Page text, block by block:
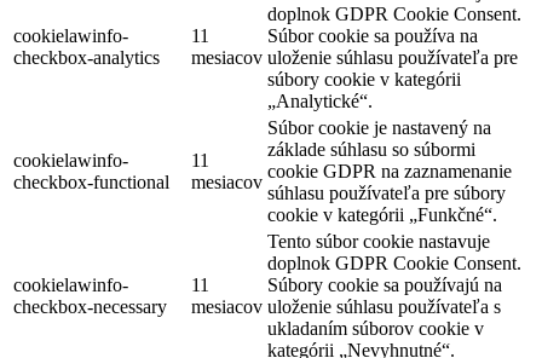
cookielawinfo-
checkbox-analytics
11
mesiacov
doplnok GDPR Cookie Consent.
Súbor cookie sa používa na
uloženie súhlasu používateľa pre
súbory cookie v kategórii
„Analytické“.
cookielawinfo-
checkbox-functional
11
mesiacov
Súbor cookie je nastavený na
základe súhlasu so súbormi
cookie GDPR na zaznamenanie
súhlasu používateľa pre súbory
cookie v kategórii „Funkčné“.
cookielawinfo-
checkbox-necessary
11
mesiacov
Tento súbor cookie nastavuje
doplnok GDPR Cookie Consent.
Súbory cookie sa používajú na
uloženie súhlasu používateľa s
ukladaním súborov cookie v
kategórii „Nevyhnutné“.